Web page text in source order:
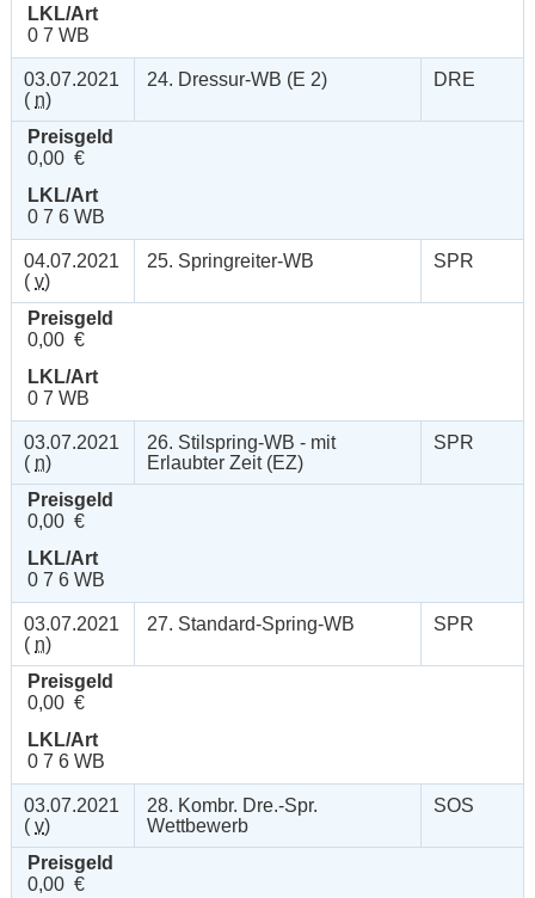
LKL/Art
0 7 WB
03.07.2021
( n)
24. Dressur-WB (E 2) DRE
Preisgeld
0,00 €
LKL/Art
0 7 6 WB
04.07.2021
( v)
25. Springreiter-WB SPR
Preisgeld
0,00 €
LKL/Art
0 7 WB
03.07.2021
( n)
26. Stilspring-WB - mit
Erlaubter Zeit (EZ)
SPR
Preisgeld
0,00 €
LKL/Art
0 7 6 WB
03.07.2021
( n)
27. Standard-Spring-WB SPR
Preisgeld
0,00 €
LKL/Art
0 7 6 WB
03.07.2021
( v)
28. Kombr. Dre.-Spr.
Wettbewerb
SOS
Preisgeld
0,00 €